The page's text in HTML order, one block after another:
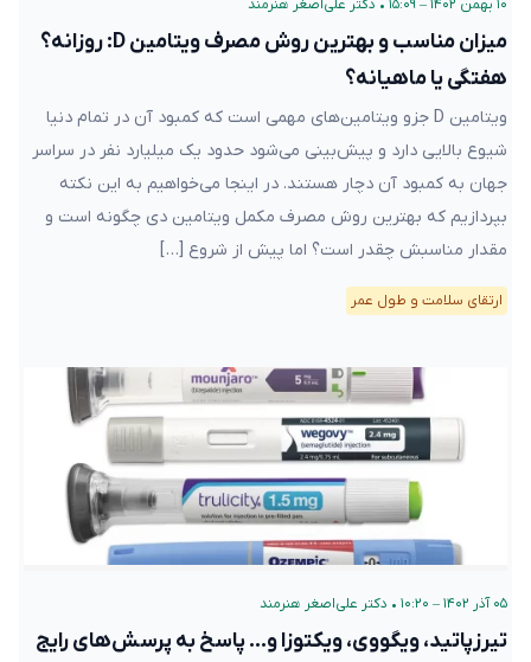
۱۰ بهمن ۱۴۰۲ – ۱۵:۰۹ • دکتر علی‌اصغر هنرمند
میزان مناسب و بهترین روش مصرف ویتامین D: روزانه؟
هفتگی یا ماهیانه؟
ویتامین D جزو ویتامین‌های مهمی است که کمبود آن در تمام دنیا
شیوع بالایی دارد و پیش‌بینی می‌شود حدود یک میلیارد نفر در سراسر
جهان به کمبود آن دچار هستند. در اینجا می‌خواهیم به این نکته
بپردازیم که بهترین روش مصرف مکمل ویتامین دی چگونه است و
مقدار مناسبش چقدر است؟ اما پیش از شروع […]
ارتقای سلامت و طول عمر
۰۵ آذر ۱۴۰۲ – ۱۰:۲۰ • دکتر علی‌اصغر هنرمند
تیرزپاتید، ویگووی، ویکتوزا و… پاسخ به پرسش‌های رایج